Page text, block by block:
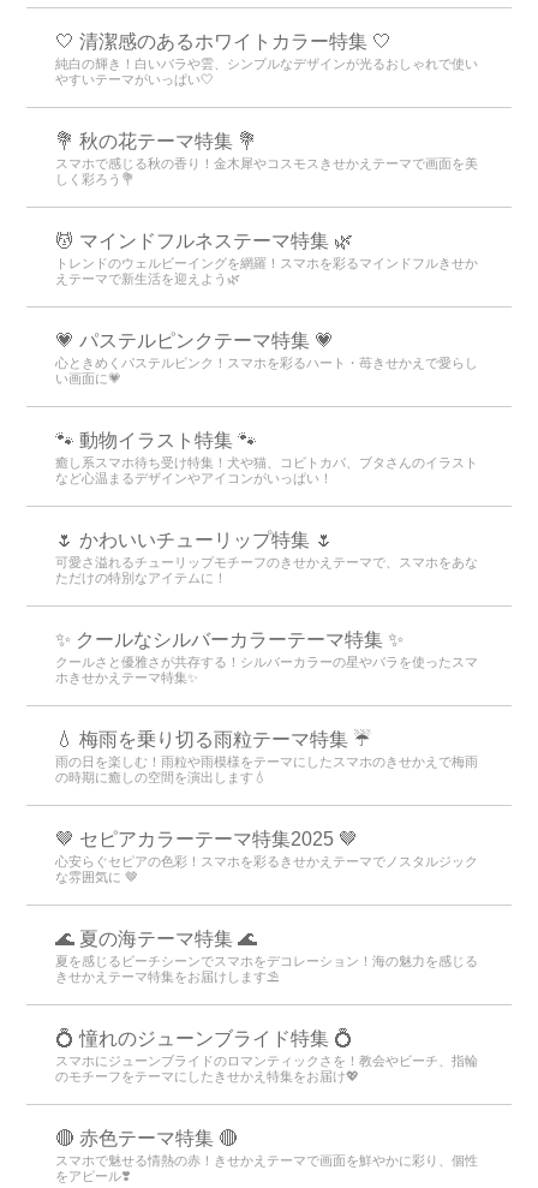
🤍 清潔感のあるホワイトカラー特集 🤍
純白の輝き！白いバラや雲、シンプルなデザインが光るおしゃれで使い
やすいテーマがいっぱい🤍
💐 秋の花テーマ特集 💐
スマホで感じる秋の香り！金木犀やコスモスきせかえテーマで画面を美
しく彩ろう💐
💆 マインドフルネステーマ特集 🌿
トレンドのウェルビーイングを網羅！スマホを彩るマインドフルきせか
えテーマで新生活を迎えよう🌿
💗 パステルピンクテーマ特集 💗
心ときめくパステルピンク！スマホを彩るハート・苺きせかえで愛らし
い画面に💗
🐾 動物イラスト特集 🐾
癒し系スマホ待ち受け特集！犬や猫、コビトカバ、ブタさんのイラスト
など心温まるデザインやアイコンがいっぱい！
🌷 かわいいチューリップ特集 🌷
可愛さ溢れるチューリップモチーフのきせかえテーマで、スマホをあな
ただけの特別なアイテムに！
✨ クールなシルバーカラーテーマ特集 ✨
クールさと優雅さが共存する！シルバーカラーの星やバラを使ったスマ
ホきせかえテーマ特集✨
💧 梅雨を乗り切る雨粒テーマ特集 ☔
雨の日を楽しむ！雨粒や雨模様をテーマにしたスマホのきせかえで梅雨
の時期に癒しの空間を演出します💧
🤎 セピアカラーテーマ特集2025 🤎
心安らぐセピアの色彩！スマホを彩るきせかえテーマでノスタルジック
な雰囲気に 🤎
🌊 夏の海テーマ特集 🌊
夏を感じるビーチシーンでスマホをデコレーション！海の魅力を感じる
きせかえテーマ特集をお届けします⛱️
💍 憧れのジューンブライド特集 💍
スマホにジューンブライドのロマンティックさを！教会やビーチ、指輪
のモチーフをテーマにしたきせかえ特集をお届け💖
🔴 赤色テーマ特集 🔴
スマホで魅せる情熱の赤！きせかえテーマで画面を鮮やかに彩り、個性
をアピール❣️